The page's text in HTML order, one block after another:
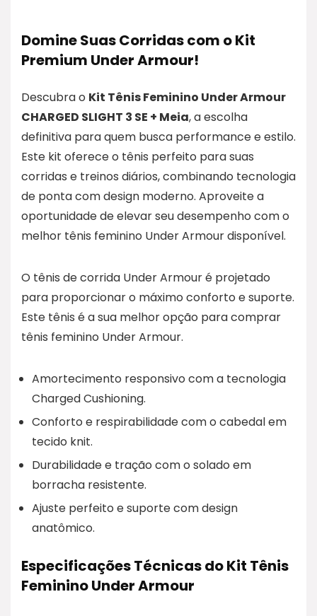
Domine Suas Corridas com o Kit
Premium Under Armour!
Descubra o Kit Tênis Feminino Under Armour
CHARGED SLIGHT 3 SE + Meia, a escolha
definitiva para quem busca performance e estilo.
Este kit oferece o tênis perfeito para suas
corridas e treinos diários, combinando tecnologia
de ponta com design moderno. Aproveite a
oportunidade de elevar seu desempenho com o
melhor tênis feminino Under Armour disponível.
O tênis de corrida Under Armour é projetado
para proporcionar o máximo conforto e suporte.
Este tênis é a sua melhor opção para comprar
tênis feminino Under Armour.
Amortecimento responsivo com a tecnologia
Charged Cushioning.
Conforto e respirabilidade com o cabedal em
tecido knit.
Durabilidade e tração com o solado em
borracha resistente.
Ajuste perfeito e suporte com design
anatômico.
Especificações Técnicas do Kit Tênis
Feminino Under Armour